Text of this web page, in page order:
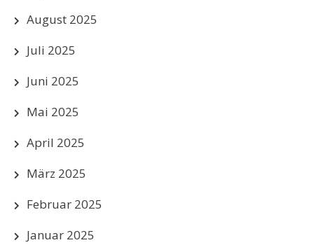
August 2025
Juli 2025
Juni 2025
Mai 2025
April 2025
März 2025
Februar 2025
Januar 2025